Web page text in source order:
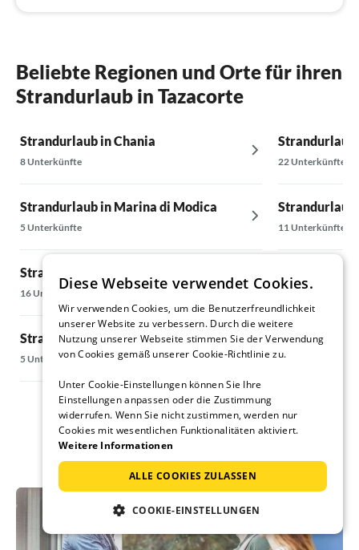
Beliebte Regionen und Orte für ihren
Strandurlaub in Tazacorte
Strandurlaub in Chania
8 Unterkünfte
Strandurlaub in Marina di Modica
5 Unterkünfte
Strandurlaub in Triopetra
16 Unterkünfte
Strandurlaub in Kastellos
5 Unterkünfte
Strandurlaub
22 Unterkünfte
11 Unterkünfte
27 Unterkünfte
Strandurlaub
5 Unterkünfte
Diese Webseite verwendet Cookies.
Wir verwenden Cookies, um die Benutzerfreundlichkeit
unserer Website zu verbessern. Durch die weitere
Nutzung unserer Webseite stimmen Sie der Verwendung
von Cookies gemäß unserer Cookie-Richtlinie zu.
Unter Cookie-Einstellungen können Sie Ihre
Einstellungen anpassen oder die Zustimmung
widerrufen. Wenn Sie nicht zustimmen, werden nur
Cookies mit wesentlichen Funktionalitäten aktiviert.
Weitere Informationen
ALLE COOKIES ZULASSEN
COOKIE-EINSTELLUNGEN